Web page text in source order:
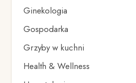
Ginekologia
Gospodarka
Grzyby w kuchni
Health & Wellness